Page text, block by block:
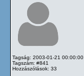
Tagság: 2003-01-21 00:00:00
Tagszám: #841
Hozzászólások: 33